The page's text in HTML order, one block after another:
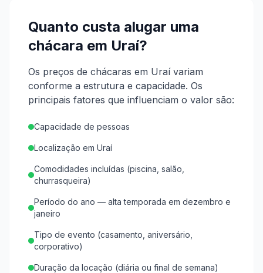
Quanto custa alugar uma
chácara em Uraí?
Os preços de chácaras em Uraí variam
conforme a estrutura e capacidade. Os
principais fatores que influenciam o valor são:
Capacidade de pessoas
Localização em Uraí
Comodidades incluídas (piscina, salão,
churrasqueira)
Período do ano — alta temporada em dezembro e
janeiro
Tipo de evento (casamento, aniversário,
corporativo)
Duração da locação (diária ou final de semana)